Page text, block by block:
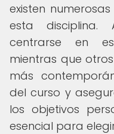
existen
esta disciplina.
centrarse en
mientras que
más
del curso y
los objetivos
esencial para